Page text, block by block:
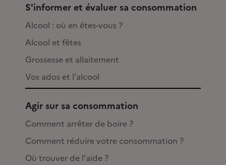
S'informer et évaluer sa consommation
Alcool : où en êtes-vous ?
Alcool et fêtes
Grossesse et allaitement
Vos ados et l'alcool
Agir sur sa consommation
Comment arrêter de boire ?
Comment réduire votre consommation ?
Où trouver de l'aide ?